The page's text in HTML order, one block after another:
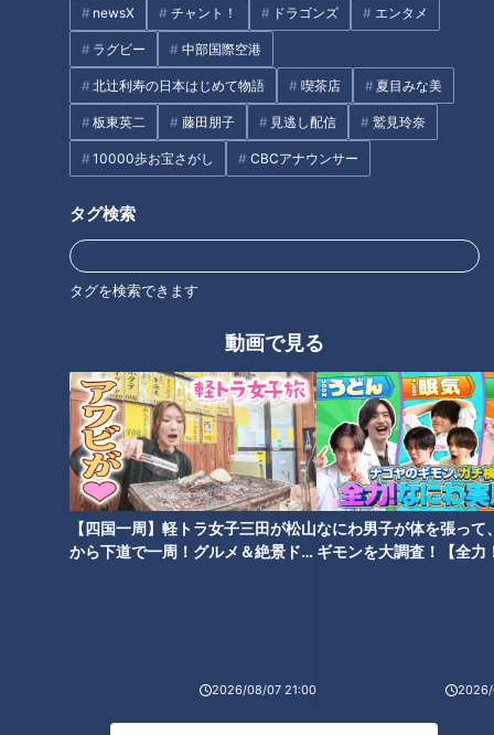
newsX チャント！ ドラゴンズ エンタメ
ラグビー 中部国際空港
北辻利寿の日本はじめて物語 喫茶店 夏目みな美
板東英二 藤田朋子 見逃し配信 鷲見玲奈
10000歩お宝さがし CBCアナウンサー
タグ検索
タグを検索できます
動画で見る
【四国一周】軽トラ女子三田が松山
から下道で一周！グルメ＆絶景ドラ
2026/08/07 21:00
なにわ男子が体を張って
ギモンを大調査！【全力
2026/
が今、明かされる！
キング”や便利な冷凍総菜も
タグ
チャント！ 寺坂頼我
を使わないで的を狙う岐阜県可
児市の白鬚神社に伝わる「流鏑
馬祭り」
王子”直伝！梅雨の部屋干しの嫌
な臭い解消法とは